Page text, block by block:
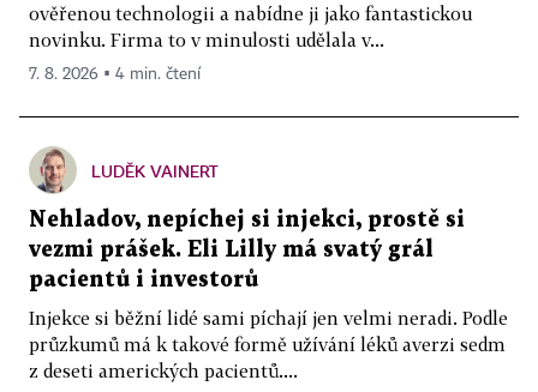
ověřenou technologii a nabídne ji jako fantastickou
novinku. Firma to v minulosti udělala v...
7. 8. 2026 ▪ 4 min. čtení
LUDĚK VAINERT
Nehladov, nepíchej si injekci, prostě si
vezmi prášek. Eli Lilly má svatý grál
pacientů i investorů
Injekce si běžní lidé sami píchají jen velmi neradi. Podle
průzkumů má k takové formě užívání léků averzi sedm
z deseti amerických pacientů....